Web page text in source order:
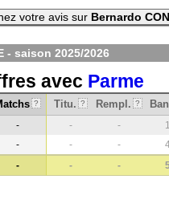
votre avis sur Bernardo
- saison 2025/2026
avec Parme
? Titu. ? Rempl. ?
- - -
- - -
- - -